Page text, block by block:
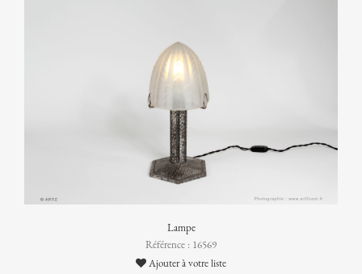
Lampe
Référence : 16569
Ajouter à votre liste